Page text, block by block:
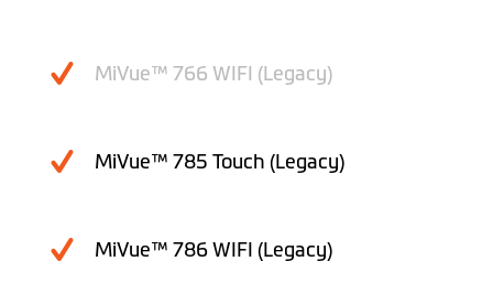
MiVue™ 766 WIFI (Legacy)
MiVue™ 785 Touch (Legacy)
MiVue™ 786 WIFI (Legacy)